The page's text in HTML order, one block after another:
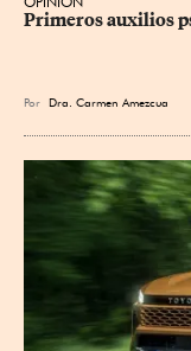
Primeros auxilios
Por Dra. Carmen Amezcua